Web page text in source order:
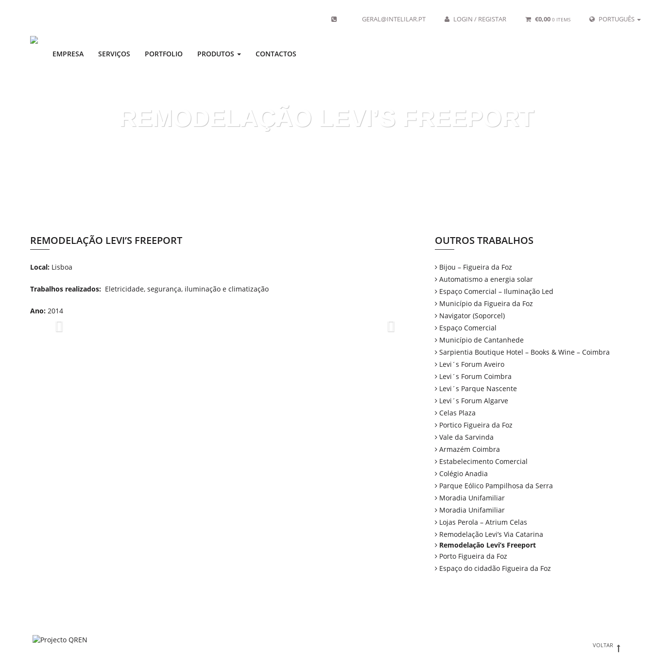
GERAL@INTELILAR.PT LOGIN / REGISTAR €0,00 0 ITEMS PORTUGUÊS
EMPRESA SERVIÇOS PORTFOLIO PRODUTOS CONTACTOS
REMODELAÇÃO LEVI’S FREEPORT
REMODELAÇÃO LEVI’S FREEPORT
Local: Lisboa
Trabalhos realizados: Eletricidade, segurança, iluminação e climatização
Ano: 2014
Previous Next
OUTROS TRABALHOS
Bijou – Figueira da Foz
Automatismo a energia solar
Espaço Comercial – Iluminação Led
Município da Figueira da Foz
Navigator (Soporcel)
Espaço Comercial
Município de Cantanhede
Sarpientia Boutique Hotel – Books & Wine – Coimbra
Levi´s Forum Aveiro
Levi´s Forum Coimbra
Levi´s Parque Nascente
Levi´s Forum Algarve
Celas Plaza
Portico Figueira da Foz
Vale da Sarvinda
Armazém Coimbra
Estabelecimento Comercial
Colégio Anadia
Parque Eólico Pampilhosa da Serra
Moradia Unifamiliar
Moradia Unifamiliar
Lojas Perola – Atrium Celas
Remodelação Levi’s Via Catarina
Remodelação Levi’s Freeport
Porto Figueira da Foz
Espaço do cidadão Figueira da Foz
VOLTAR